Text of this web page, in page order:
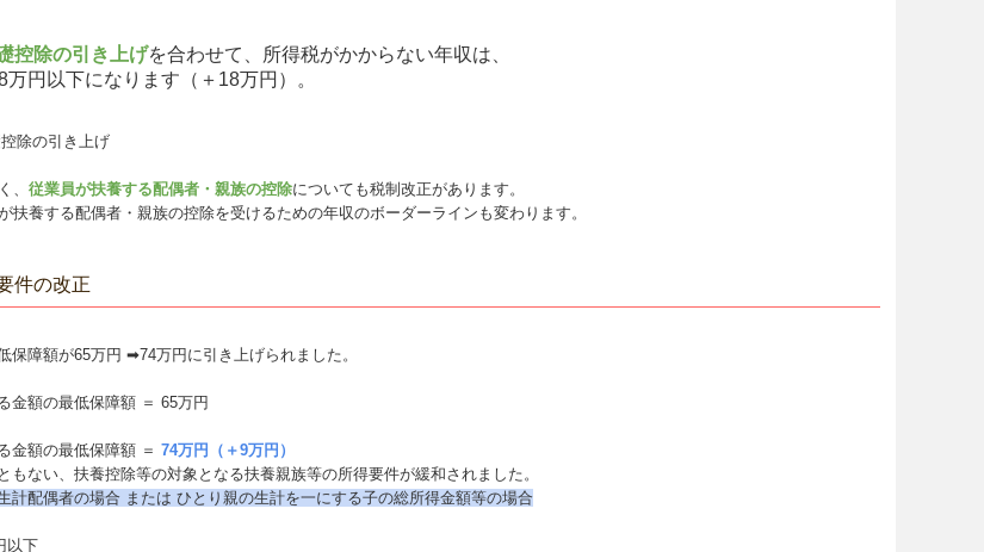
控除の引き上げを合わせて、所得税がかからない年収は、
円以下になります（＋18万円）。
、 従業員が扶養する配偶者・親族の控除についても税制改正があります。
扶養する配偶者・親族の控除を受けるための年収のボーダーラインも変わります。
件の改正
保障額が65万円 ➡74万円に引き上げられました。
金額の最低保障額 ＝ 65万円
金額の最低保障額 ＝ 74万円（＋9万円）
もない、扶養控除等の対象となる扶養親族等の所得要件が緩和されました。
計配偶者の場合 または ひとり親の⽣計を⼀にする⼦の総所得⾦額等の場合
以下